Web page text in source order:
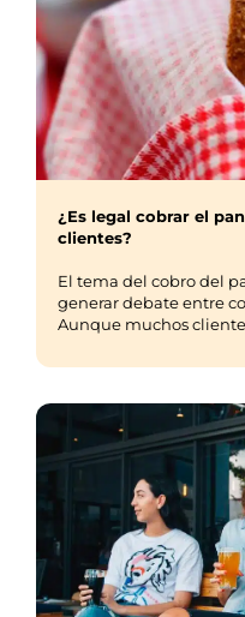
¿Es legal cobrar el
clientes?
El tema del cobro del
generar debate entre
Aunque muchos